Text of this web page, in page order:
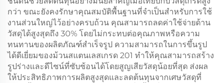
กว่า ขณะยังคงรักษาคุณสมบัติพื้นฐานที่จำเป็นสำหรับการใช้
งานส่วนใหญ่ไว้อย่างครบถ้วน คุณสามารถลดค่าใช้จ่ายด้าน
วัสดุได้สูงสุดถึง 30% โดยไม่กระทบต่อคุณภาพหรือความ
ทนทานของผลิตภัณฑ์สำเร็จรูป ความสามารถในการขึ้นรูป
ได้ดีเยี่ยมของม้วนสแตนเลสเกรด 201 ทำให้คุณสามารถสร้าง
รูปร่างและดีไซน์ที่ซับซ้อนได้โดยสูญเสียวัสดุน้อยที่สุด ส่งผล
ให้ประสิทธิภาพการผลิตสูงสุดและลดต้นทุนจากเศษวัสดุที่